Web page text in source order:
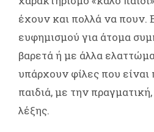
έχουν και πολλά να πουν.
ευφημισμού για άτομα
βαρετά ή με άλλα
υπάρχουν φίλες που
παιδιά, με την
λέξης.